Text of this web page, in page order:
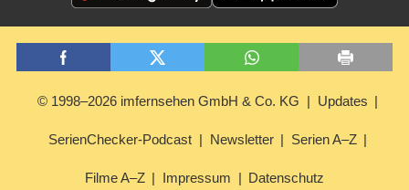
© 1998–2026 imfernsehen GmbH & Co. KG Updates
SerienChecker-Podcast Newsletter Serien A–Z
Filme A–Z Impressum Datenschutz